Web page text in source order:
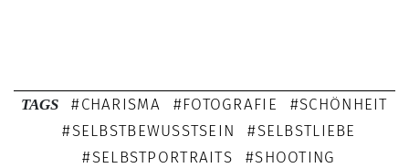
TAGS CHARISMA FOTOGRAFIE
SCHÖNHEIT
SELBSTBEWUSSTSEIN
SELBSTLIEBE
SELBSTPORTRAITS
SHOOTING